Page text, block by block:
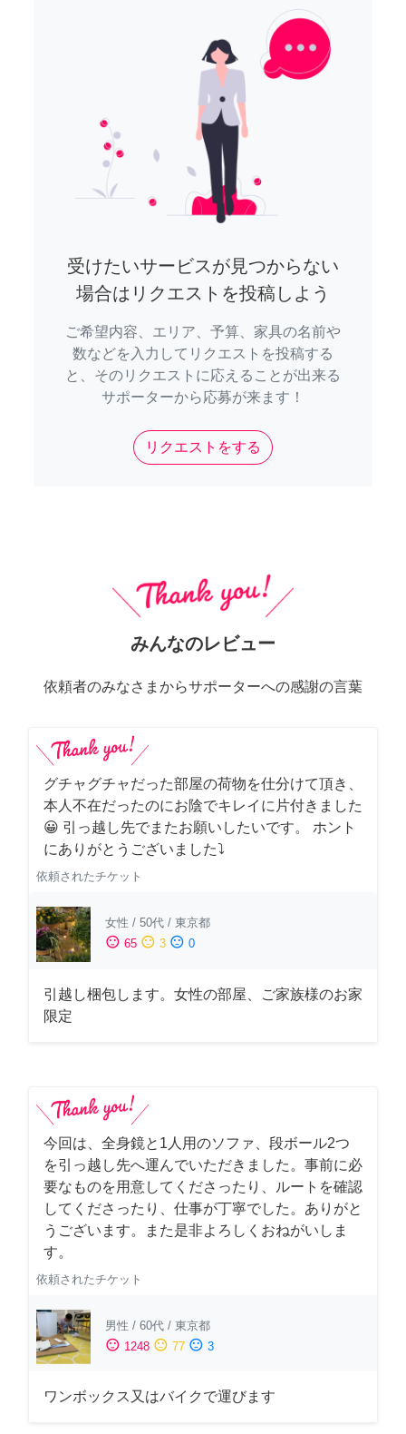
受けたいサービスが見つからない
場合はリクエストを投稿しよう
ご希望内容、エリア、予算、家具の名前や
数などを入力してリクエストを投稿する
と、そのリクエストに応えることが出来る
サポーターから応募が来ます！
リクエストをする
みんなのレビュー
依頼者のみなさまからサポーターへの感謝の言葉
グチャグチャだった部屋の荷物を仕分けて頂き、
本人不在だったのにお陰でキレイに片付きました
😀 引っ越し先でまたお願いしたいです。 ホント
にありがとうございました⤵
依頼されたチケット
女性 / 50代 / 東京都
sentiment_satisfied 65 sentiment_neutral 3 sentiment_dissatisfied 0
引越し梱包します。女性の部屋、ご家族様のお家
限定
今回は、全身鏡と1人用のソファ、段ボール2つ
を引っ越し先へ運んでいただきました。事前に必
要なものを用意してくださったり、ルートを確認
してくださったり、仕事が丁寧でした。ありがと
うございます。また是非よろしくおねがいしま
す。
依頼されたチケット
男性 / 60代 / 東京都
sentiment_satisfied 1248 sentiment_neutral 77 sentiment_dissatisfied 3
ワンボックス又はバイクで運びます